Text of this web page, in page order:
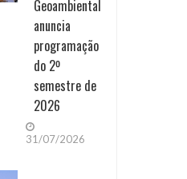
Geoambiental
anuncia
programação
do 2º
semestre de
2026
31/07/2026